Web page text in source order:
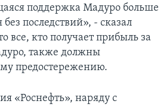
поддержка Мадуро больше
без последствий», - сказал
все, кто получает прибыль за
также должны
предостережению.
«Роснефть», наряду с